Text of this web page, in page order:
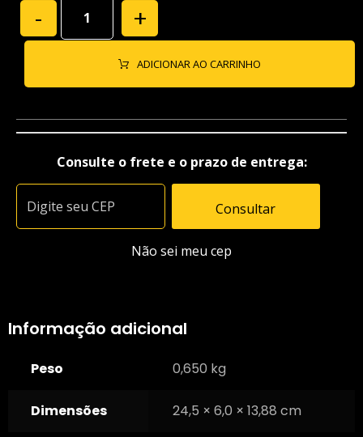
- +
ADICIONAR AO CARRINHO
Consulte o frete e o prazo de entrega:
Consultar
Não sei meu cep
Informação adicional
Peso 0,650 kg
Dimensões 24,5 × 6,0 × 13,88 cm